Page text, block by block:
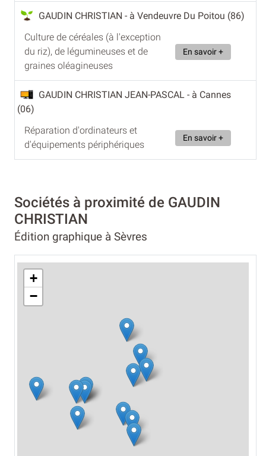
GAUDIN CHRISTIAN - à Vendeuvre Du Poitou (86)
Culture de céréales (à l'exception
du riz), de légumineuses et de
graines oléagineuses
En savoir +
GAUDIN CHRISTIAN JEAN-PASCAL - à Cannes
(06)
Réparation d'ordinateurs et
d'équipements périphériques
En savoir +
Sociétés à proximité de GAUDIN
CHRISTIAN
Édition graphique à Sèvres
+
−